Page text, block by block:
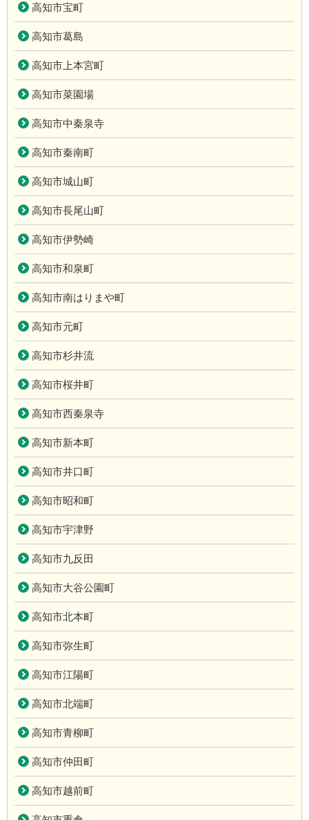
高知市宝町
高知市葛島
高知市上本宮町
高知市菜園場
高知市中秦泉寺
高知市秦南町
高知市城山町
高知市長尾山町
高知市伊勢崎
高知市和泉町
高知市南はりまや町
高知市元町
高知市杉井流
高知市桜井町
高知市西秦泉寺
高知市新本町
高知市井口町
高知市昭和町
高知市宇津野
高知市九反田
高知市大谷公園町
高知市北本町
高知市弥生町
高知市江陽町
高知市北端町
高知市青柳町
高知市仲田町
高知市越前町